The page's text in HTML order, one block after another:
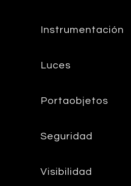
Instrumentación
Luces
Portaobjetos
Seguridad
Visibilidad